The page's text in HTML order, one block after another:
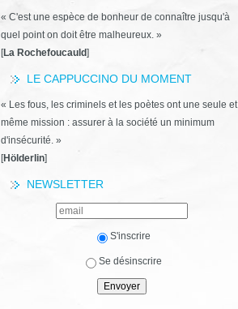
« C'est une espèce de bonheur de connaître jusqu'à
quel point on doit être malheureux. »
[La Rochefoucauld]
LE CAPPUCCINO DU MOMENT
« Les fous, les criminels et les poètes ont une seule et
même mission : assurer à la société un minimum
d'insécurité. »
[Hölderlin]
NEWSLETTER
S'inscrire
Se désinscrire